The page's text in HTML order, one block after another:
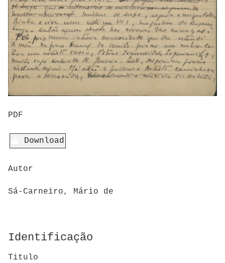
PDF
Download
Autor
Sá-Carneiro, Mário de
Identificação
Titulo